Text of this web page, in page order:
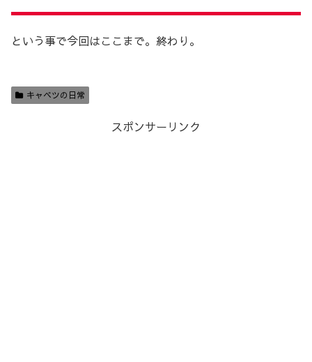
という事で今回はここまで。終わり。
キャベツの日常
スポンサーリンク